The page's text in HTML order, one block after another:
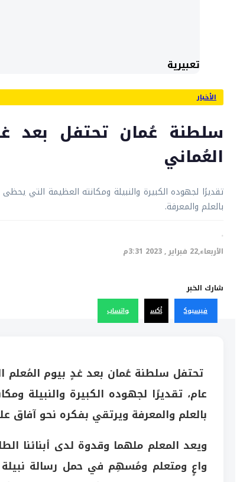
تعبيرية
الأخبار
سلطنة عُمان تحتفل بعد
العُماني
تقديرًا لجهوده الكبيرة والنبيلة ومكانته العظيمة التي
بالعلم والمعرفة.
·
الأربعاء,22 فبراير , 2023 3:31م
شارك الخبر
فيسبوك أكس واتساب
تحتفل سلطنة عُمان بعد غدٍ بيوم المُعلم
عام، تقديرًا لجهوده الكبيرة والنبيلة
بالعلم والمعرفة ويرتقي بفكره نحو
ويعد المعلم ملهما وقدوة لدى أبنائنا
واعٍ ومتعلم ومُسهِم في حمل رسالة نبيلة